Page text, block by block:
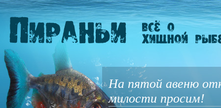
На пятой авеню
милости просим!